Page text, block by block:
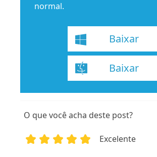
normal.
Baixar
Baixar
O que você acha deste post?
Excelente